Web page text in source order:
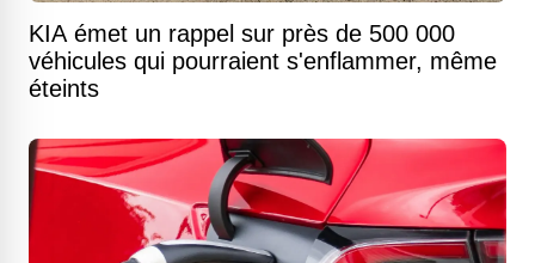
KIA émet un rappel sur près de 500 000
véhicules qui pourraient s'enflammer, même
éteints